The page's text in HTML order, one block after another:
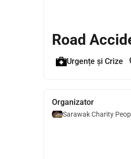
Road
Urgențe și Crize
Organizator
Sarawak Charity